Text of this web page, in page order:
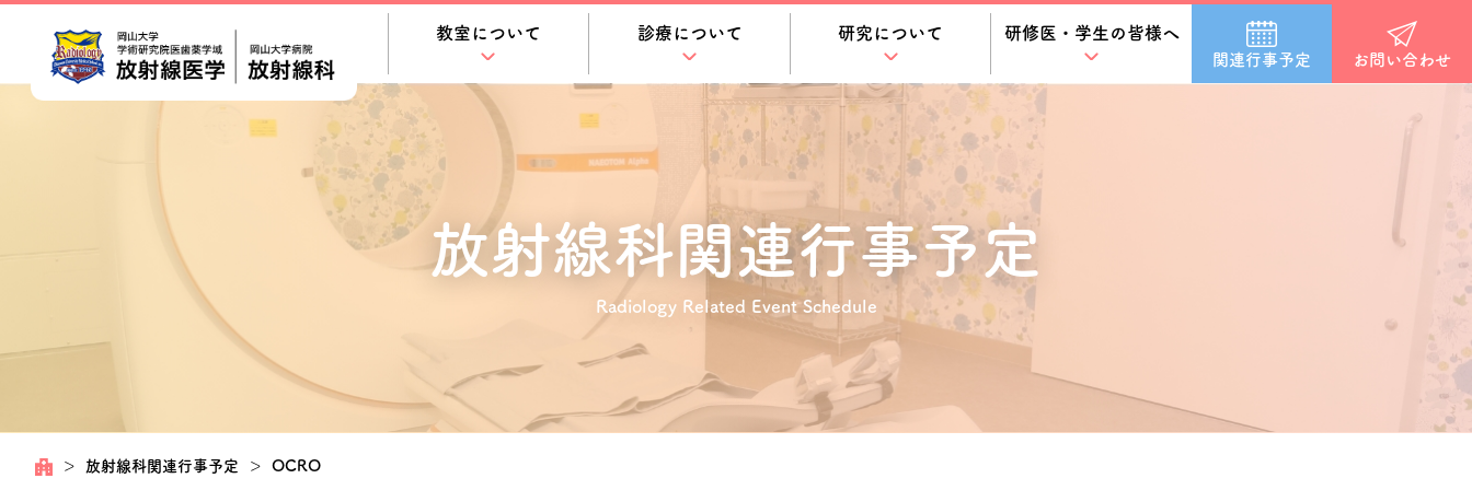
教室について 診療について 研究について 研修医・学生の皆様へ
関連行事予定 お問い合わせ
放射線科関連行事予定
Radiology Related Event Schedule
＞ 放射線科関連行事予定 ＞ OCRO